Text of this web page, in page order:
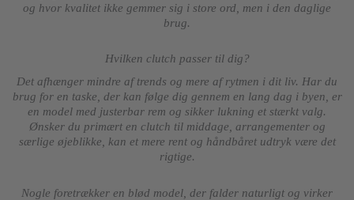
og hvor kvalitet ikke gemmer sig i store ord, men i den daglige
brug.
Hvilken clutch passer til dig?
Det afhænger mindre af trends og mere af rytmen i dit liv. Har du
brug for en taske, der kan følge dig gennem en lang dag i byen, er
en model med justerbar rem og sikker lukning et stærkt valg.
Ønsker du primært en clutch til middage, arrangementer og
særlige øjeblikke, kan et mere rent og håndbåret udtryk være det
rigtige.
Nogle foretrækker en blød model, der falder naturligt og virker